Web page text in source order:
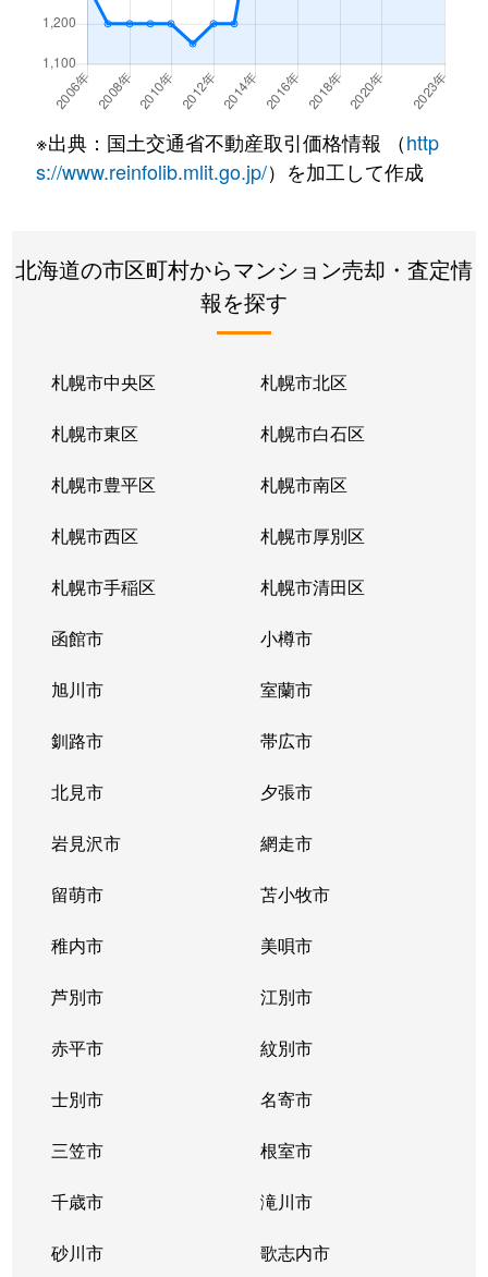
北２２条東 300万円
北２２条東
640万円 元町(札幌)
北２２条東
3,200万円 元町(札幌)
北２４条東
3,000万円 元町(札幌)
北２６条東
2,000万円 元町(札幌)
2,200万円
北３３条東
新道東
北３４条東
新道東
北３４条東
新道東
北３４条東
新道東
北３５条東
北34条
北３５条東
北34条
北３５条東
新道東
北３６条東
新道東
北３７条東
新道東
北３７条東
新道東
北３９条東
麻生
北３９条東
栄町(札幌)
北３９条東
栄町(札幌)
北４０条東
栄町(札幌)
北４０条東
栄町(札幌)
北４１条東
麻生
北４２条東
栄町(札幌)
北４３条東
栄町(札幌)
※出典：国土交通省不動産取引価格情報 （http
s://www.reinfolib.mlit.go.jp/）を加工して作成
北海道の市区町村からマンション売却・査定情
報を探す
札幌市中央区 札幌市北区
札幌市東区 札幌市白石区
札幌市豊平区 札幌市南区
札幌市西区 札幌市厚別区
札幌市手稲区 札幌市清田区
函館市 小樽市
旭川市 室蘭市
釧路市 帯広市
北見市 夕張市
岩見沢市 網走市
留萌市 苫小牧市
稚内市 美唄市
芦別市 江別市
赤平市 紋別市
士別市 名寄市
三笠市 根室市
千歳市 滝川市
砂川市 歌志内市